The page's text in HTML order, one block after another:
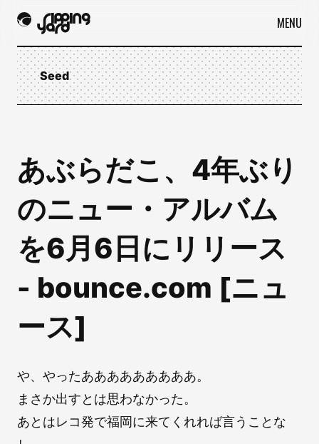
MENU
Seed
あぶらだこ、4年ぶり
のニュー・アルバム
を6月6日にリリース
- bounce.com [ニュ
ース]
や、やったあああああああああ。
まさか出すとは思わなかった。
あとはレコ発で福岡に来てくれれば言うことな